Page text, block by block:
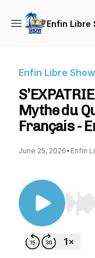
Enfin Libre
Enfin Libre Show
Mythe du
Français -
June 25, 2026• Enfin
Use